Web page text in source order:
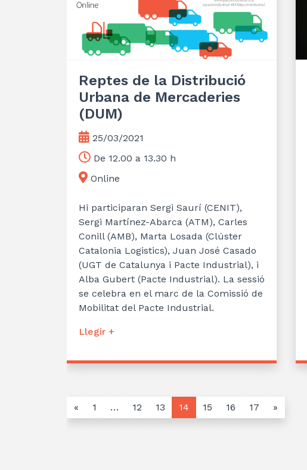
Reptes de la Distribució
Urbana de Mercaderies
(DUM)
25/03/2021
De 12.00 a 13.30 h
Online
Hi participaran Sergi Saurí (CENIT),
Sergi Martínez-Abarca (ATM), Carles
Conill (AMB), Marta Losada (Clúster
Catalonia Logistics), Juan José Casado
(UGT de Catalunya i Pacte Industrial), i
Alba Gubert (Pacte Industrial). La sessió
se celebra en el marc de la Comissió de
Mobilitat del Pacte Industrial.
Llegir +
« 1 … 12 13 14 15 16 17 »